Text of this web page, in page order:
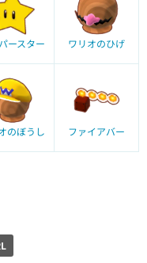
ースター ワリオのひげ
のぼうし ファイアバー